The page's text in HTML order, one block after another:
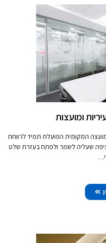
ומועצות
המקומית הפועלת תמיד לרווחת
שעליה לשמר ולפתח בעזרת שלט